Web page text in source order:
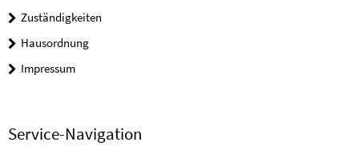
Zuständigkeiten
Hausordnung
Impressum
Service-Navigation